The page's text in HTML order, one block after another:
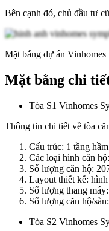
Bên cạnh đó, chủ đầu tư
Mặt bằng dự án Vinhomes
Mặt bằng chi
Tòa S1 Vinhomes
Thông tin chi tiết về tòa
Cấu trúc: 1 tầng
Các loại hình căn
Số lượng căn hộ:
Layout thiết kế:
Số lượng thang
Số lượng căn hộ/
Tòa S2 Vinhomes